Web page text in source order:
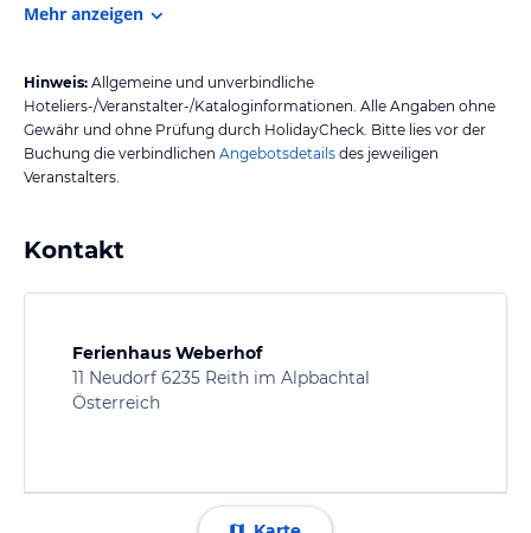
Mehr anzeigen
Hinweis: Allgemeine und unverbindliche
Hoteliers-/Veranstalter-/Kataloginformationen. Alle Angaben ohne
Gewähr und ohne Prüfung durch HolidayCheck. Bitte lies vor der
Buchung die verbindlichen Angebotsdetails des jeweiligen
Veranstalters.
Kontakt
Ferienhaus Weberhof
11 Neudorf 6235 Reith im Alpbachtal
Österreich